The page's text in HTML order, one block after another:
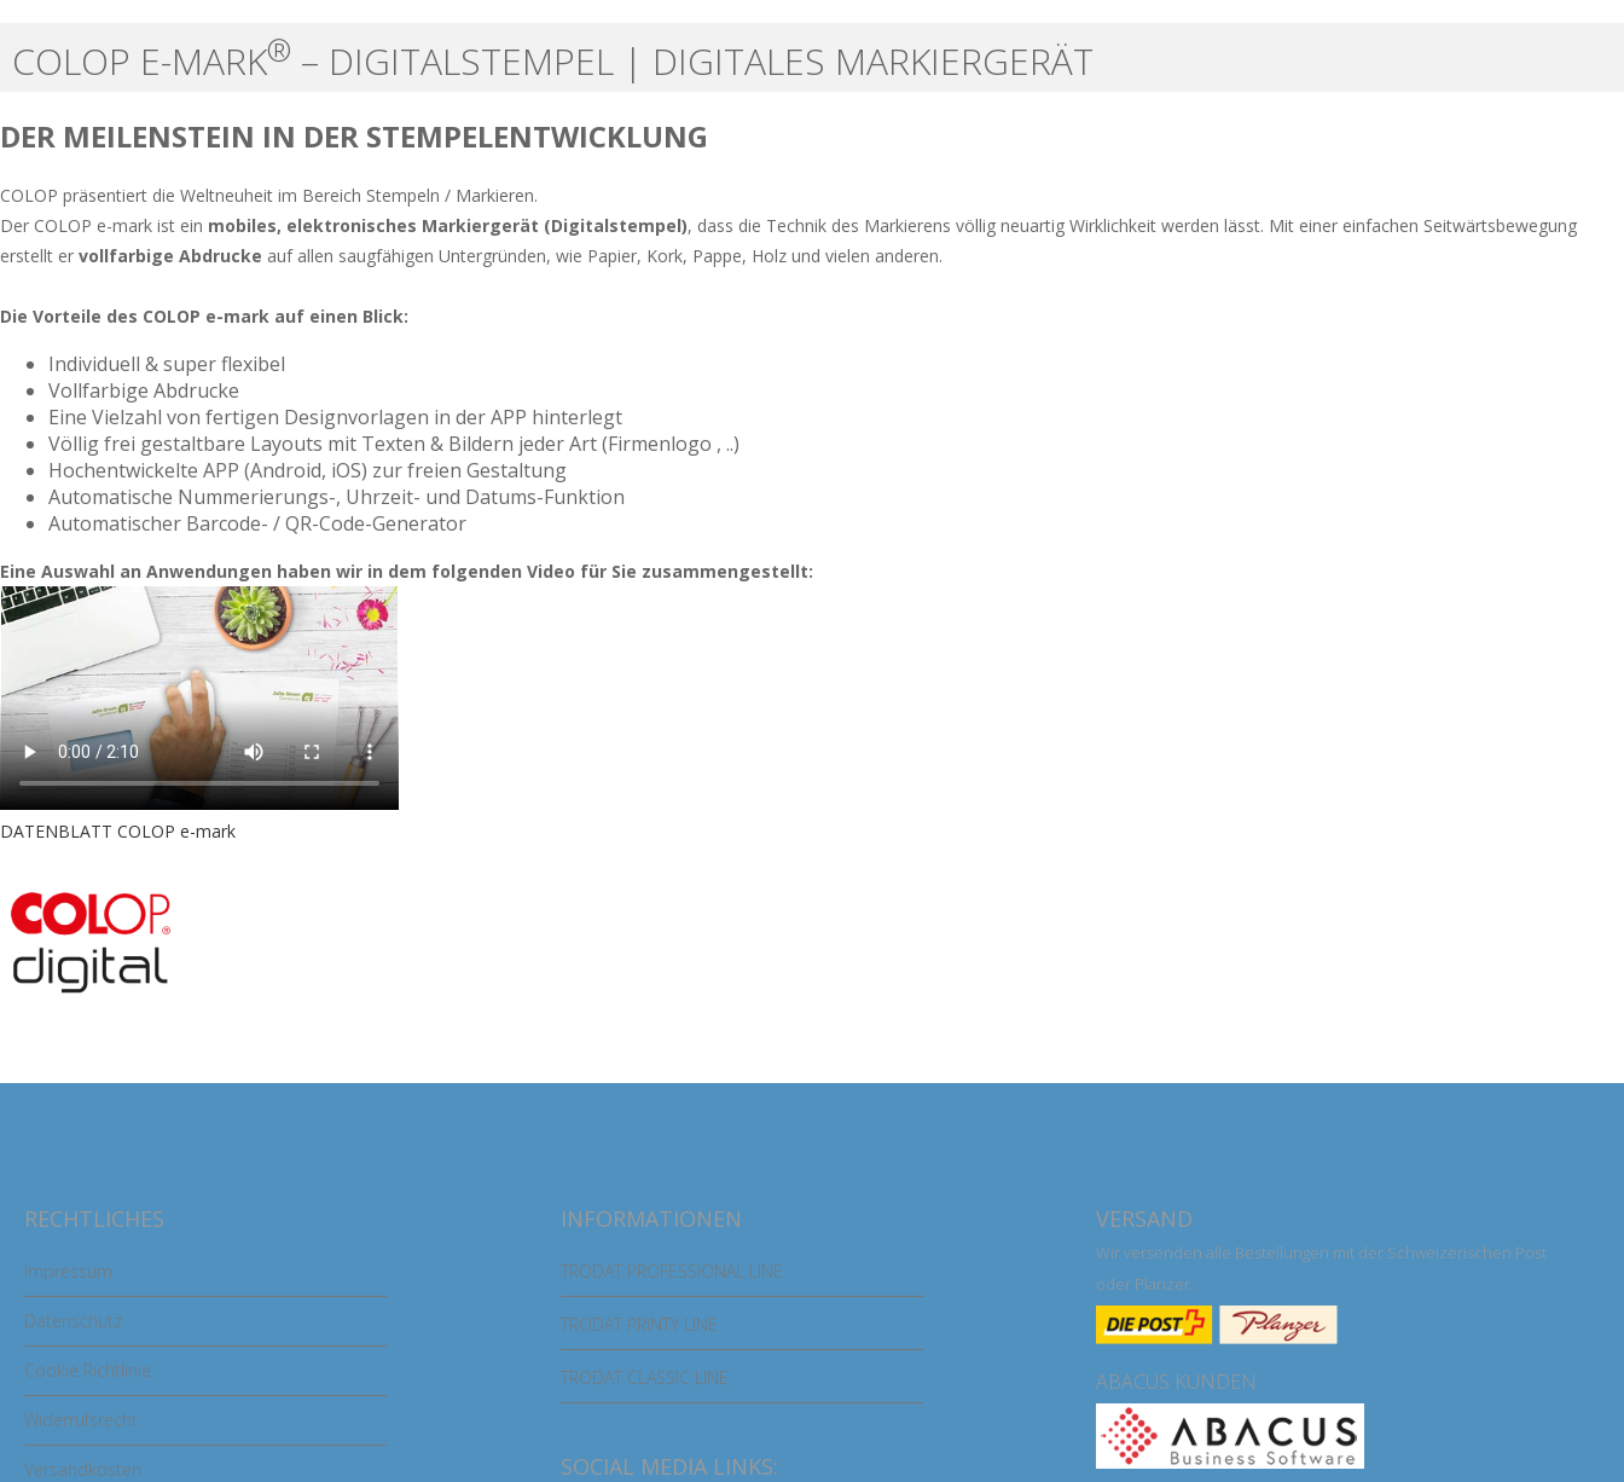
COLOP E-MARK® – DIGITALSTEMPEL | DIGITALES MARKIERGERÄT
DER MEILENSTEIN IN DER STEMPELENTWICKLUNG
COLOP präsentiert die Weltneuheit im Bereich Stempeln / Markieren.
Der COLOP e-mark ist ein mobiles, elektronisches Markiergerät (Digitalstempel), dass die Technik des Markierens völlig neuartig Wirklichkeit werden lässt. Mit einer einfachen Seitwärtsbewegung
erstellt er vollfarbige Abdrucke auf allen saugfähigen Untergründen, wie Papier, Kork, Pappe, Holz und vielen anderen.
Die Vorteile des COLOP e-mark auf einen Blick:
Individuell & super flexibel
Vollfarbige Abdrucke
Eine Vielzahl von fertigen Designvorlagen in der APP hinterlegt
Völlig frei gestaltbare Layouts mit Texten & Bildern jeder Art (Firmenlogo , ..)
Hochentwickelte APP (Android, iOS) zur freien Gestaltung
Automatische Nummerierungs-, Uhrzeit- und Datums-Funktion
Automatischer Barcode- / QR-Code-Generator
Eine Auswahl an Anwendungen haben wir in dem folgenden Video für Sie zusammengestellt:
DATENBLATT COLOP e-mark
RECHTLICHES
Impressum
Datenschutz
Cookie Richtlinie
Widerrufsrecht
Versandkosten
INFORMATIONEN
TRODAT PROFESSIONAL LINE
TRODAT PRINTY LINE
TRODAT CLASSIC LINE
SOCIAL MEDIA LINKS:
VERSAND
Wir versenden alle Bestellungen mit der Schweizerischen Post
oder Planzer.
ABACUS KUNDEN